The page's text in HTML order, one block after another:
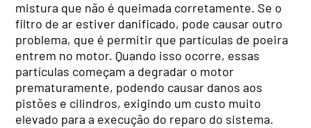
mistura que não é queimada corretamente. Se o
filtro de ar estiver danificado, pode causar outro
problema, que é permitir que partículas de poeira
entrem no motor. Quando isso ocorre, essas
partículas começam a degradar o motor
prematuramente, podendo causar danos aos
pistões e cilindros, exigindo um custo muito
elevado para a execução do reparo do sistema.